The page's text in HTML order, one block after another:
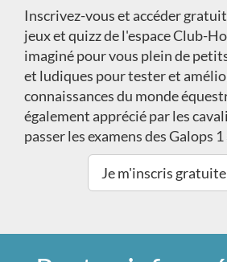
Inscrivez-vous et accéder
jeux et quizz de l'espace Club-
imaginé pour vous plein de
et ludiques pour tester et
connaissances du monde
également apprécié par les
passer les examens des Galops 1
Je m'inscris